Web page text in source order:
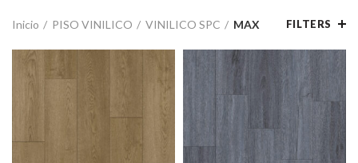
Inicio PISO VINILICO VINILICO SPC MAX FILTERS